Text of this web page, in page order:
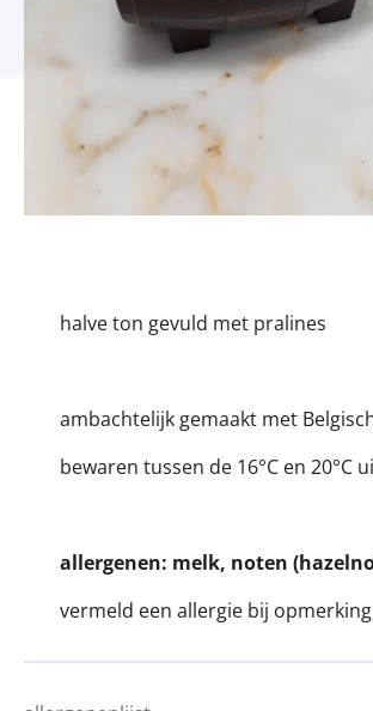
halve ton gevuld met pralines
ambachtelijk gemaakt met
bewaren tussen de 16°C en 20°C
allergenen: melk, noten
vermeld een allergie bij